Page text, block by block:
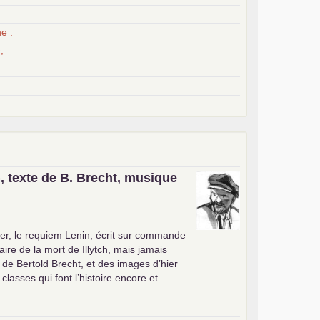
:
texte de B. Brecht, musique
le requiem Lenin, écrit sur commande
de la mort de Illytch, mais jamais
Bertold Brecht, et des images d’hier
qui font l’histoire encore et